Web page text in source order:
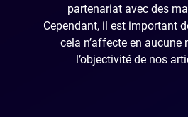
partenariat avec des
Cependant, il est important
cela n’affecte en aucune
l’objectivité de nos